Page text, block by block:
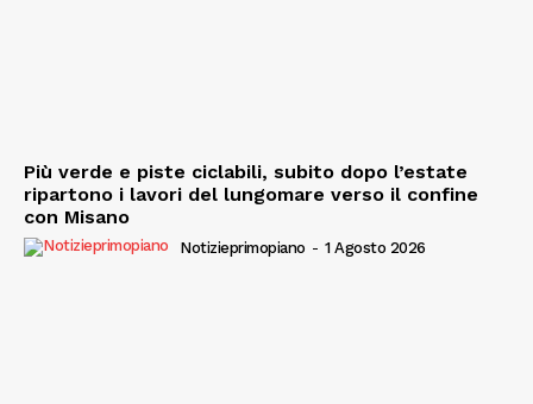
Più verde e piste ciclabili, subito dopo l’estate
ripartono i lavori del lungomare verso il confine
con Misano
Notizieprimopiano - 1 Agosto 2026